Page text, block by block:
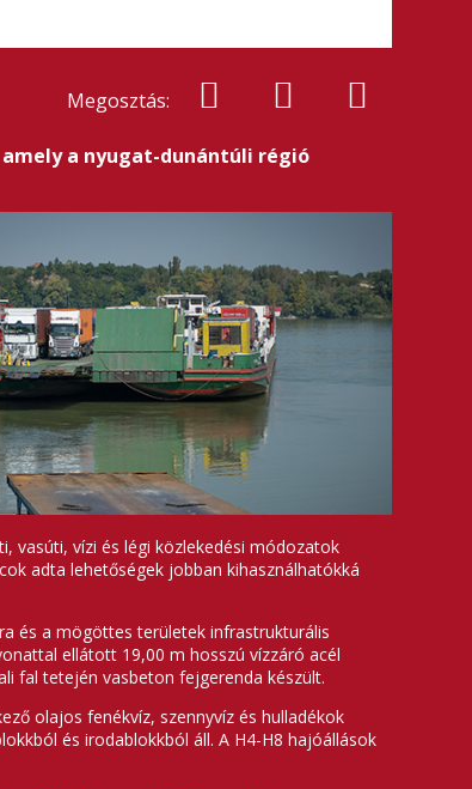
Megosztás:
a nyugat-dunántúli régió
vasúti, vízi és légi közlekedési módozatok
adta lehetőségek jobban kihasználhatókká
és a mögöttes területek infrastrukturális
ellátott 19,00 m hosszú vízzáró acél
fal tetején vasbeton fejgerenda készült.
olajos fenékvíz, szennyvíz és hulladékok
és irodablokkból áll. A H4-H8 hajóállások